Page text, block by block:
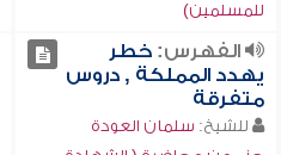
للمسلمين)
الفهرس:خطر
يهدد المملكة , دروس
متفرقة
للشيخ: سلمان العودة